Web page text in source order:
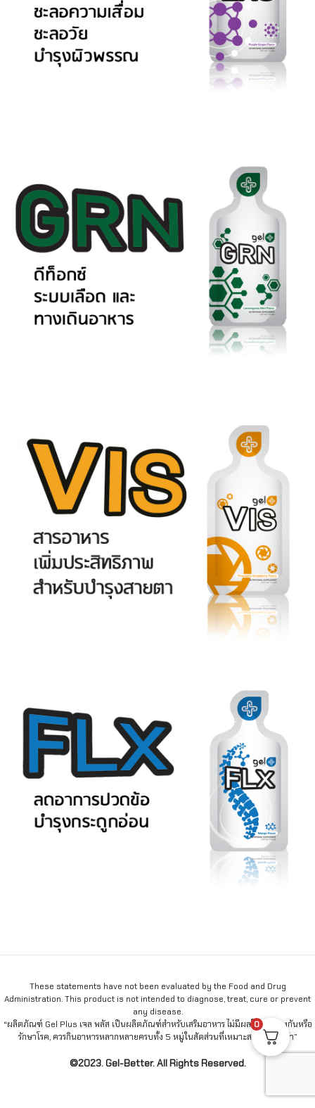
These statements have not been evaluated by the Food and Drug
Administration. This product is not intended to diagnose, treat, cure or prevent
any disease.
“ผลิตภัณฑ์ Gel Plus เจล พลัส เป็นผลิตภัณฑ์สำหรับเสริมอาหาร ไม่มีผลในการป้องกันหรือ
รักษาโรค, ควรกินอาหารหลากหลายครบทั้ง 5 หมู่ในสัดส่วนที่เหมาะสมเป็นประจำ”
©2023. Gel-Better. All Rights Reserved.
0